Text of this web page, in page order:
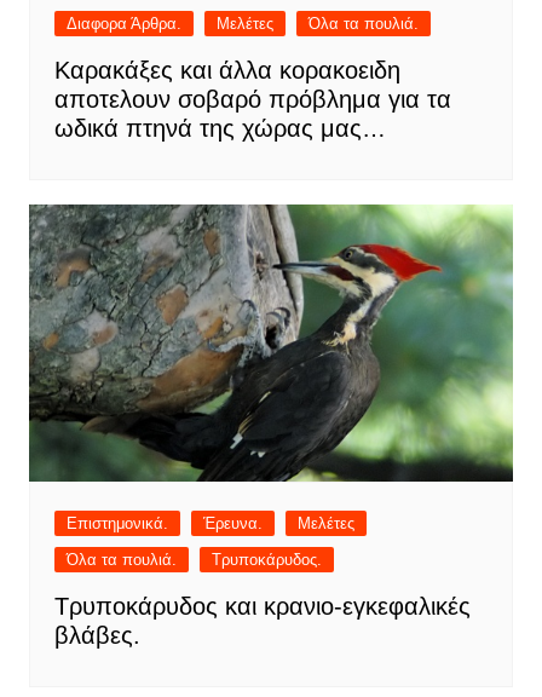
Διαφορα Άρθρα. Μελέτες Όλα τα πουλιά.
Καρακάξες και άλλα κορακοειδη
αποτελουν σοβαρό πρόβλημα για τα
ωδικά πτηνά της χώρας μας…
Επιστημονικά. Έρευνα.
Μελέτες
Όλα τα πουλιά.
Τρυποκάρυδος.
Τρυποκάρυδος και κρανιο-εγκεφαλικές
βλάβες.